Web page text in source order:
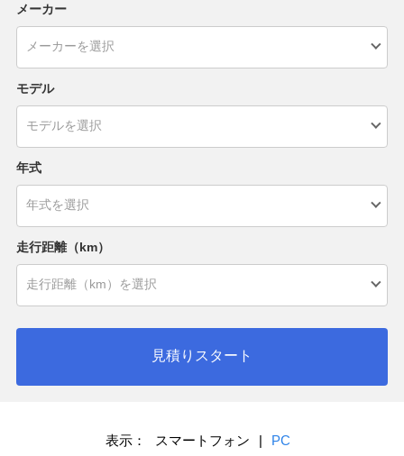
メーカー
モデル
年式
走行距離（km）
見積りスタート
表示： スマートフォン | PC